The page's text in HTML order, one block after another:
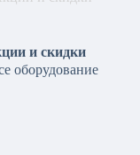
и скидки
оборудование